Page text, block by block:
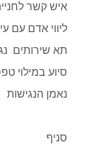
איש קשר
ליווי אדם עם
תא שירותים
סיוע במילוי
נאמן הנגישות
סניף